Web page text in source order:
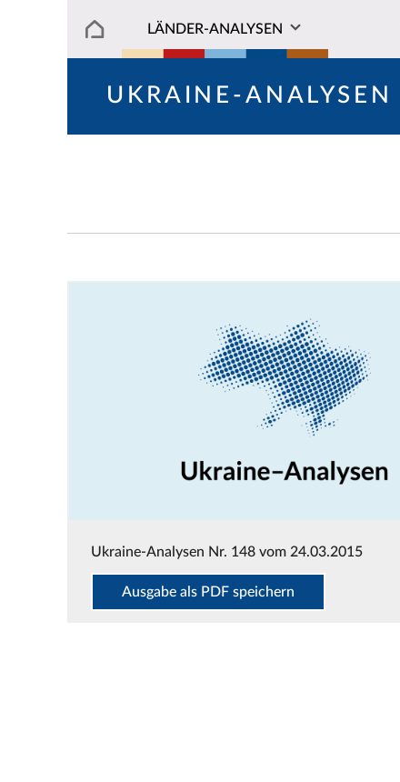
LÄNDER-ANALYSEN
UKRAINE-ANALYSEN
Ukraine-Analysen Nr. 148 vom 24.03.2015
Ausgabe als PDF speichern